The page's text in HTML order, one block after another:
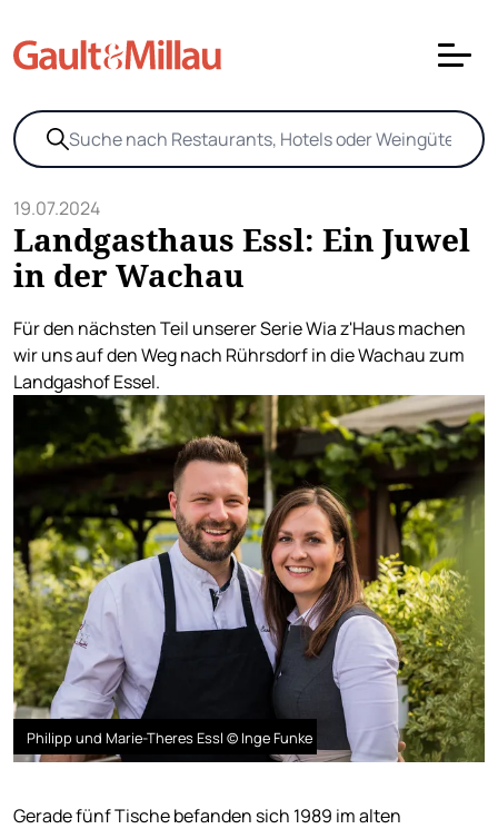
19.07.2024
Landgasthaus Essl: Ein Juwel
in der Wachau
Für den nächsten Teil unserer Serie Wia z'Haus machen
wir uns auf den Weg nach Rührsdorf in die Wachau zum
Landgashof Essel.
Philipp und Marie-Theres Essl © Inge Funke
Gerade fünf Tische befanden sich 1989 im alten